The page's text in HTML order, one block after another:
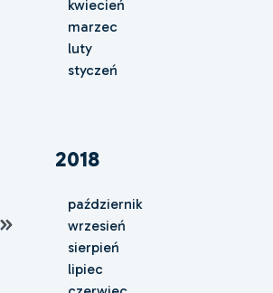
kwiecień
marzec
luty
styczeń
2018
październik
wrzesień
sierpień
lipiec